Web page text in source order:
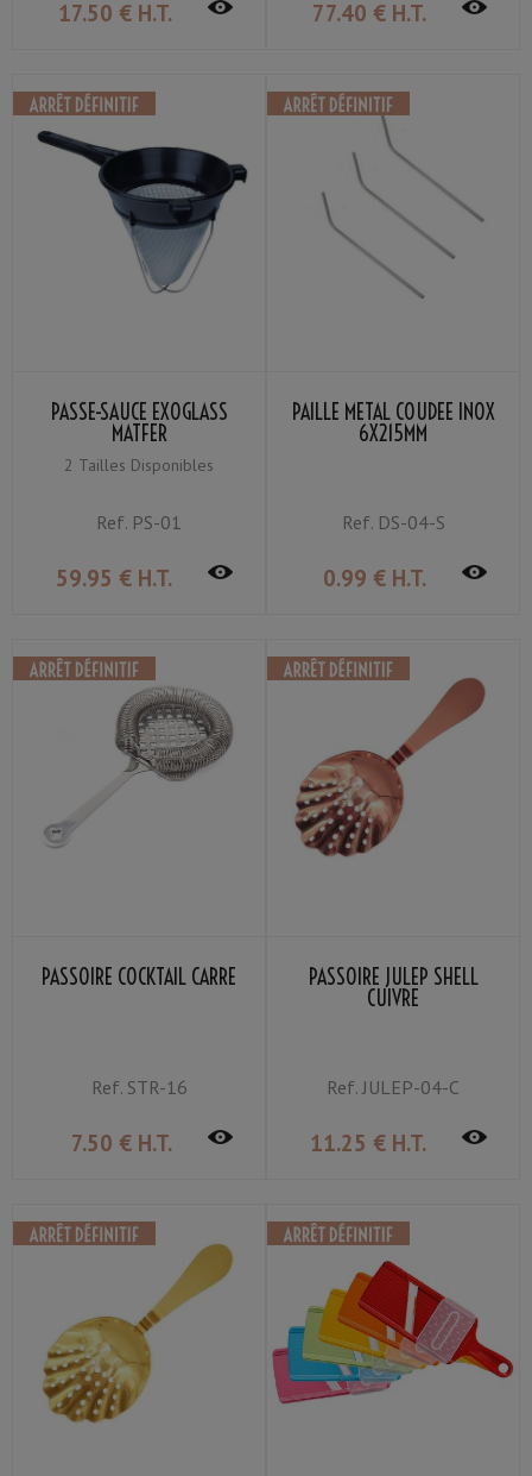
17.50 € H.T. 77.40 € H.T.
PASSE-SAUCE EXOGLASS
MATFER
2 Tailles Disponibles
Ref. PS-01
59.95 € H.T.
PAILLE MÉTAL COUDÉE INOX
6X215MM
Ref.DS-04-S
0.99 € H.T.
PASSOIRE COCKTAIL CARRÉ
Ref.STR-16
7.50 € H.T.
PASSOIRE JULEP SHELL
CUIVRE
Ref. JULEP-04-C
11.25 € H.T.